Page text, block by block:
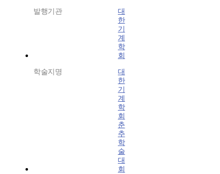
발행기관
대
한
기
계
학
회
학술지명
대
한
기
계
학
회
춘
추
학
술
대
회